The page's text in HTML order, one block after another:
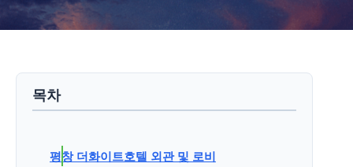
목차
평창 더화이트호텔 외관 및 로비